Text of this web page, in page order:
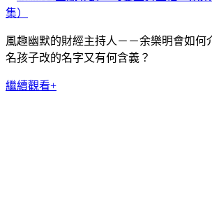
風趣幽默的財經主持人－－余樂明會如何
名孩子改的名字又有何含義？
繼續觀看+